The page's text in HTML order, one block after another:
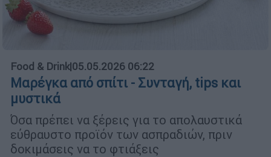
Food & Drink|05.05.2026 06:22
Μαρέγκα από σπίτι - Συνταγή, tips και
μυστικά
Όσα πρέπει να ξέρεις για το απολαυστικά
εύθραυστο προϊόν των ασπραδιών, πριν
δοκιμάσεις να το φτιάξεις